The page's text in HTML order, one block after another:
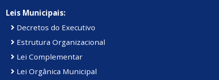
Leis Municipais:
Decretos do Executivo
Estrutura Organizacional
Lei Complementar
Lei Orgânica Municipal